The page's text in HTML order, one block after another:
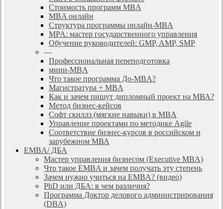
Стоимость программ MBA
MBA онлайн
Cтруктура программы онлайн-MBA
MPA: мастер государственного управления
Обучение руководителей: GMP, AMP, SMP
—
Профессиональная переподготовка
мини-MBA
Что такое программа До-MBA?
Магистратура + MBA
Как и зачем пишут дипломный проект на МВА?
Метод бизнес-кейсов
Софт скиллз (мягкие навыки) в MBA
Управление проектами по методике Agile
Соответствие бизнес-курсов в российском и
зарубежном МВА
EMBA/ ДБA
Мастер управления бизнесом (Executive MBA)
Что такое EMBA и зачем получать эту степень
Зачем нужно учиться на EMBA? (видео)
PhD или ДБА: в чем различия?
Программа Доктор делового администрирования
(DBА)